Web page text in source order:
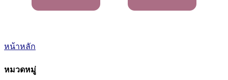
หน้าหลัก
หมวดหมู่